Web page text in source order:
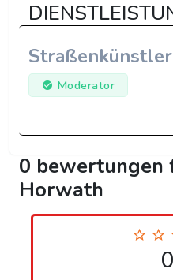
Straßenkünstler
Moderator
0 bewertungen
Horwath